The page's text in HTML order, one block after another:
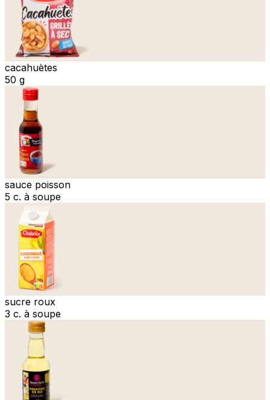
cacahuètes
50 g
sauce poisson
5 c. à soupe
sucre roux
3 c. à soupe